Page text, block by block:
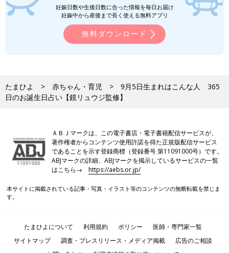
妊娠日数や生後日数に合った情報を毎日お届け
妊娠中から産後まで長く使える無料アプリ
無料ダウンロード
たまひよ 赤ちゃん・育児
9月5日生まれはこんな人 365
日のお誕生日占い【鏡リュウジ監修】
ＡＢＪマークは、この電子書店・電子書籍配信サービスが、
著作権者からコンテンツ使用許諾を得た正規版配信サービス
であることを示す登録商標（登録番号 第11091000号）です。
ABJマークの詳細、ABJマークを掲示しているサービスの一覧
はこちら→https://aebs.or.jp/
本サイトに掲載されている記事・写真・イラスト等のコンテンツの無断転載を禁じま
す。
たまひよについて 利用規約 ポリシー
医師・専門家一覧
サイトマップ
調査・プレスリリース・メディア掲載
広告のご相談